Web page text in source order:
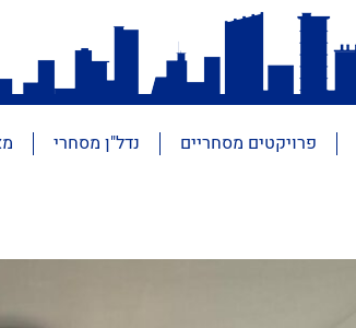
פרויקטים מסחריים נדל"ן מסחרי